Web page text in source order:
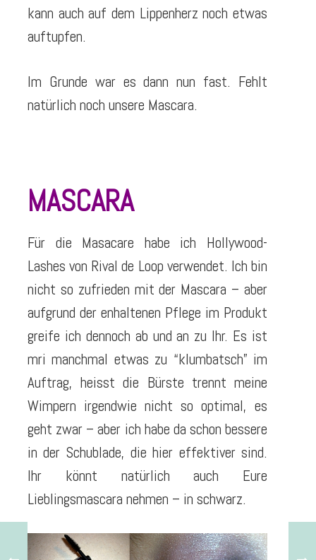
kann auch auf dem Lippenherz noch etwas
auftupfen.
Im Grunde war es dann nun fast. Fehlt
natürlich noch unsere Mascara.
MASCARA
Für die Masacare habe ich Hollywood-
Lashes von Rival de Loop verwendet. Ich bin
nicht so zufrieden mit der Mascara – aber
aufgrund der enhaltenen Pflege im Produkt
greife ich dennoch ab und an zu Ihr. Es ist
mri manchmal etwas zu “klumbatsch” im
Auftrag, heisst die Bürste trennt meine
Wimpern irgendwie nicht so optimal, es
geht zwar – aber ich habe da schon bessere
in der Schublade, die hier effektiver sind.
Ihr könnt natürlich auch Eure
Lieblingsmascara nehmen – in schwarz.